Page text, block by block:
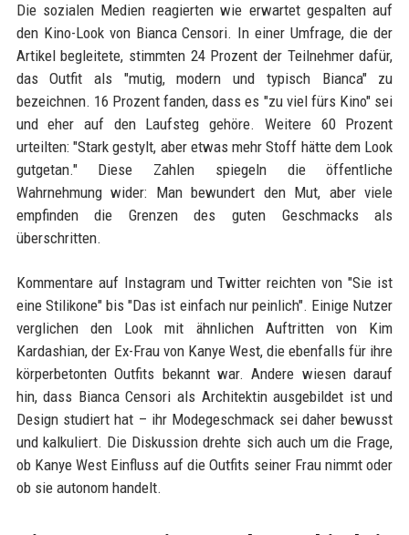
Die sozialen Medien reagierten wie erwartet gespalten auf
den Kino-Look von Bianca Censori. In einer Umfrage, die der
Artikel begleitete, stimmten 24 Prozent der Teilnehmer dafür,
das Outfit als "mutig, modern und typisch Bianca" zu
bezeichnen. 16 Prozent fanden, dass es "zu viel fürs Kino" sei
und eher auf den Laufsteg gehöre. Weitere 60 Prozent
urteilten: "Stark gestylt, aber etwas mehr Stoff hätte dem Look
gutgetan." Diese Zahlen spiegeln die öffentliche
Wahrnehmung wider: Man bewundert den Mut, aber viele
empfinden die Grenzen des guten Geschmacks als
überschritten.
Kommentare auf Instagram und Twitter reichten von "Sie ist
eine Stilikone" bis "Das ist einfach nur peinlich". Einige Nutzer
verglichen den Look mit ähnlichen Auftritten von Kim
Kardashian, der Ex-Frau von Kanye West, die ebenfalls für ihre
körperbetonten Outfits bekannt war. Andere wiesen darauf
hin, dass Bianca Censori als Architektin ausgebildet ist und
Design studiert hat – ihr Modegeschmack sei daher bewusst
und kalkuliert. Die Diskussion drehte sich auch um die Frage,
ob Kanye West Einfluss auf die Outfits seiner Frau nimmt oder
ob sie autonom handelt.